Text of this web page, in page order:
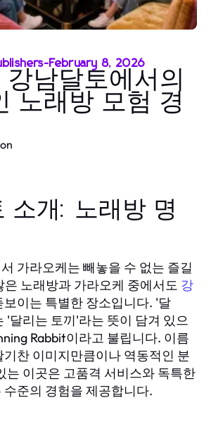
-February 8, 2026
남달토에서의
노래방 모험 경
소개: 노래방 명
가라오케는 빼놓을 수 없는 즐길
노래방과 가라오케 중에서도 강
보이는 특별한 장소입니다. '달
'달리는 토끼'라는 뜻이 담겨 있으
Rabbit이라고 불립니다. 이름
찬 이미지만큼이나 역동적인 분
는 이곳은 고품격 서비스와 독특한
준의 경험을 제공합니다.